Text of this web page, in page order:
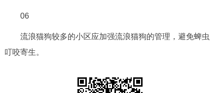
06
流浪猫狗较多的小区应加强流浪猫狗的管理，避免蜱虫
叮咬寄生。